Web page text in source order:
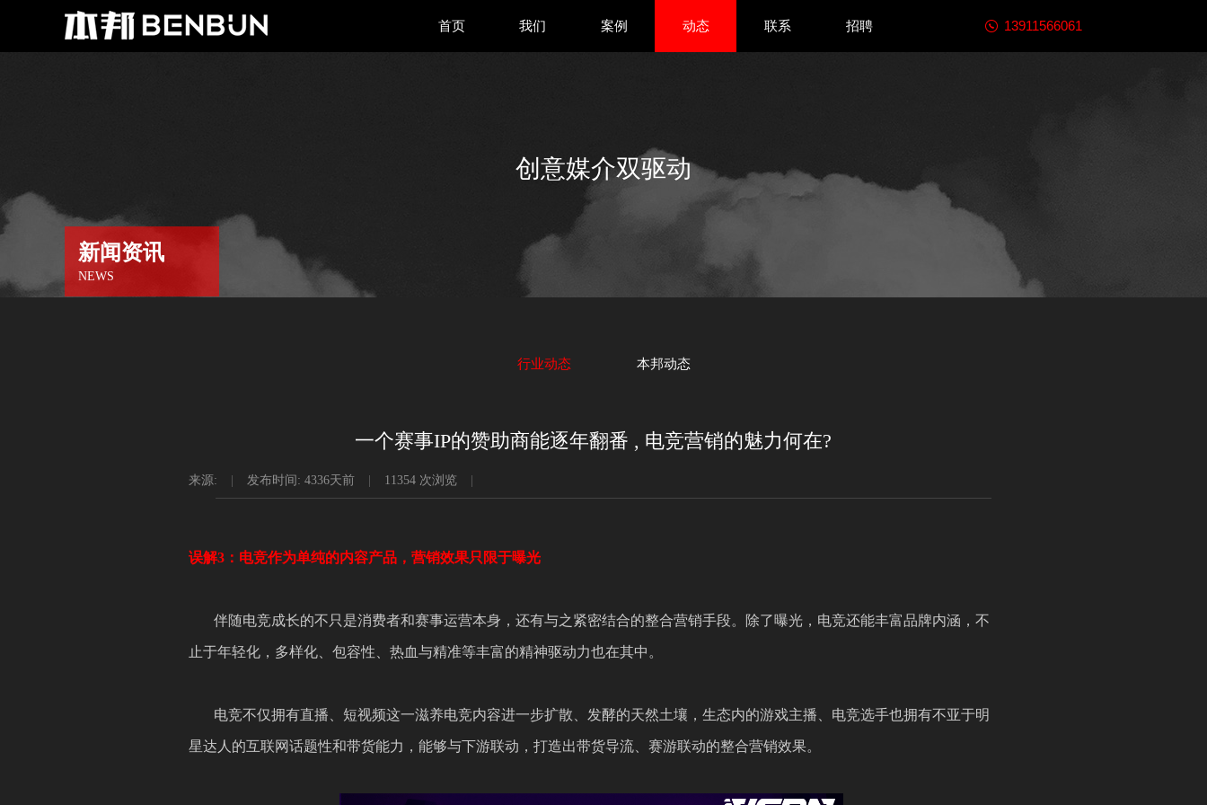
13911566061
首页 我们 案例 动态 联系 招聘
创意媒介双驱动
新闻资讯
NEWS
行业动态 本邦动态
一个赛事IP的赞助商能逐年翻番 , 电竞营销的魅力何在?
来源: 发布时间: 4336天前 11354 次浏览
误解3：电竞作为单纯的内容产品，营销效果只限于曝光
伴随电竞成长的不只是消费者和赛事运营本身，还有与之紧密结合的整合营销手段。除了曝光，电竞还能丰富品牌内涵，不
止于年轻化，多样化、包容性、热血与精准等丰富的精神驱动力也在其中。
电竞不仅拥有直播、短视频这一滋养电竞内容进一步扩散、发酵的天然土壤，生态内的游戏主播、电竞选手也拥有不亚于明
星达人的互联网话题性和带货能力，能够与下游联动，打造出带货导流、赛游联动的整合营销效果。